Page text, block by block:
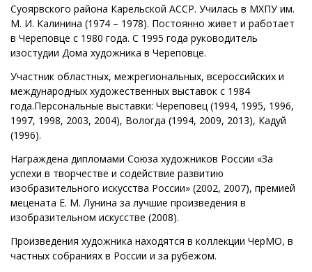
Суоярвского района Карельской АССР. Училась в МХПУ им.
М. И. Калинина (1974 – 1978). Постоянно живет и работает
в Череповце с 1980 года. С 1995 года руководитель
изостудии Дома художника в Череповце.
Участник областных, межрегиональных, всероссийских и
международных художественных выставок с 1984
года.Персональные выставки: Череповец (1994, 1995, 1996,
1997, 1998, 2003, 2004), Вологда (1994, 2009, 2013), Кадуй
(1996).
Награждена дипломами Союза художников России «За
успехи в творчестве и содействие развитию
изобразительного искусства России» (2002, 2007), премией
мецената Е. М. Лунина за лучшие произведения в
изобразительном искусстве (2008).
Произведения художника находятся в коллекции ЧерМО, в
частных собраниях в России и за рубежом.